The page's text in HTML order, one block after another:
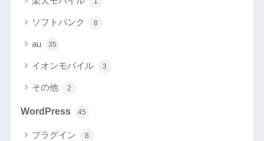
ソフトバンク 8
au 35
イオンモバイル 3
その他 2
WordPress 45
プラグイン 8